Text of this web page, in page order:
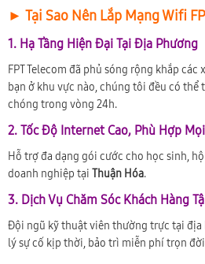
► Tại Sao Nên Lắp Mạng Wifi
1. Hạ Tầng Hiện Đại Tại Địa Phương
FPT Telecom đã phủ sóng rộng khắp các
bạn ở khu vực nào, chúng tôi đều có thể
chóng trong vòng 24h.
2. Tốc Độ Internet Cao, Phù Hợp
Hỗ trợ đa dạng gói cước cho học sinh,
doanh nghiệp tại Thuận Hóa.
3. Dịch Vụ Chăm Sóc Khách Hàng
Đội ngũ kỹ thuật viên thường trực tại địa
lý sự cố kịp thời, bảo trì miễn phí trọn